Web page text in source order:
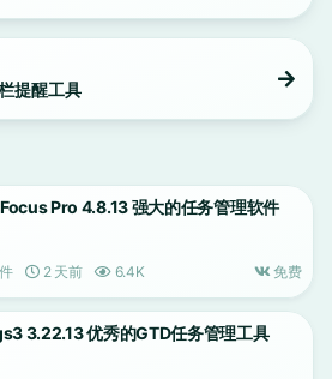
提醒工具
Pro 4.8.13 强大的任务管理软件
2 天前 6.4K 免费
3.22.13 优秀的GTD任务管理工具